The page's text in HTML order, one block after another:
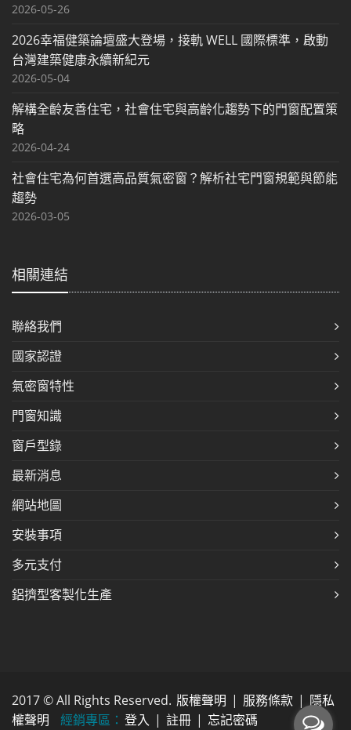
2026-05-26
2026幸福健築論壇盛大登場，接軌 WELL 國際標準，啟動
台灣建築健康永續新紀元
2026-05-04
解構全齡友善住宅，社會住宅與高齡化趨勢下的門窗配置策
略
2026-04-24
社會住宅為何首選高品質氣密窗？解析社宅門窗規範與節能
趨勢
2026-03-05
相關連結
聯絡我們
國家認證
氣密窗特性
門窗知識
窗戶型錄
最新消息
網站地圖
安裝事項
多元支付
鋁擠型客製化生產
2017 © All Rights Reserved. 版權聲明 | 服務條款 | 隱私
權聲明
經銷專區： 登入 | 註冊 | 忘記密碼